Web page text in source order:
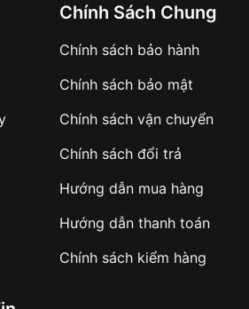
biệt
thanh toán khi nhận hàng hoặc
lý đơn hàng nhanh chóng
trạng hủy đơn không mong
Chính Sách Chung
Chính sách bảo hành
Chính sách bảo mật
Chính sách vận chuyển
Chính sách đổi trả
Hướng dẫn mua hàng
Hướng dẫn thanh toán
Chính sách kiểm hàng